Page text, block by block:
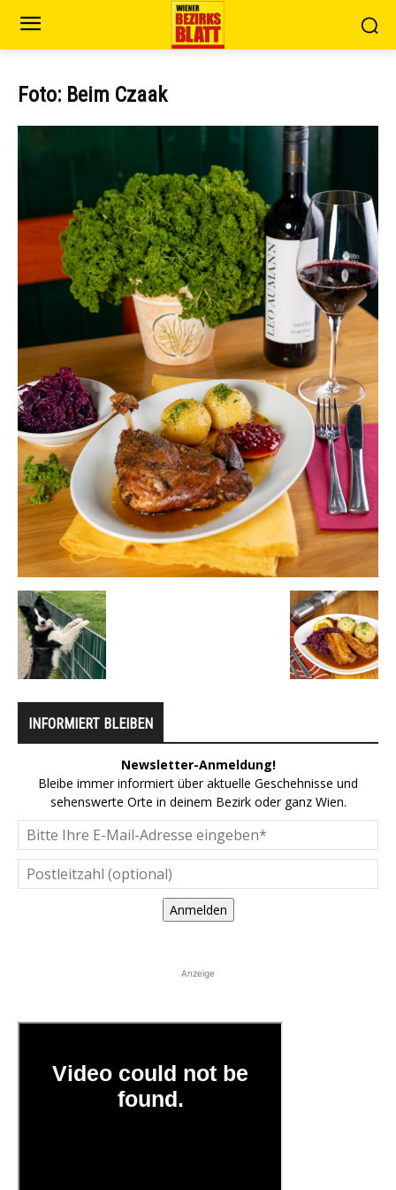
Foto: Beim Czaak
INFORMIERT BLEIBEN
Newsletter-Anmeldung!
Bleibe immer informiert über aktuelle Geschehnisse und
sehenswerte Orte in deinem Bezirk oder ganz Wien.
Anmelden
Anzeige